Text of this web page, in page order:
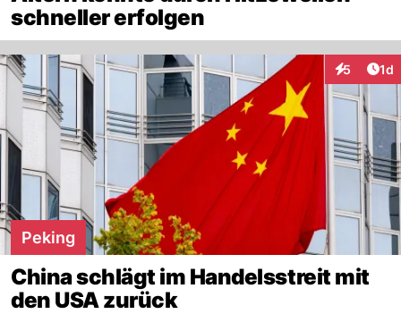
schneller erfolgen
5 1d
Peking
China schlägt im Handelsstreit mit
den USA zurück